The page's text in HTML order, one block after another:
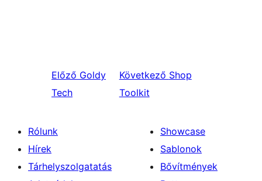
Előző Goldy
Tech
Következő Shop
Toolkit
Rólunk
Hírek
Tárhelyszolgatatás
Showcase
Sablonok
Bővítmények